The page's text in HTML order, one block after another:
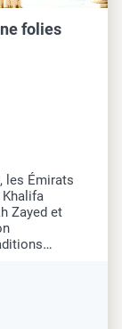
folies
les Émirats
Zayed et